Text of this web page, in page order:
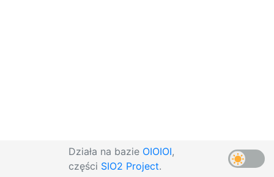
Działa na bazie OIOIOI,
części SIO2 Project.